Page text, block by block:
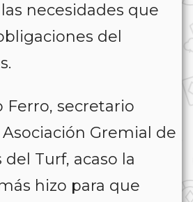
necesidades que
del
Ferro, secretario
Gremial de
Turf, acaso la
hizo para que